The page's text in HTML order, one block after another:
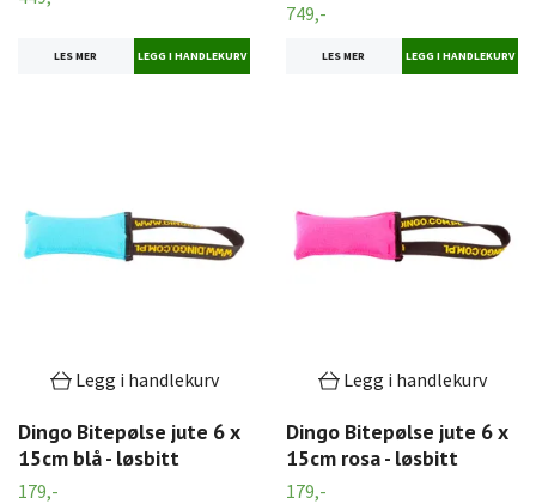
LES MER
749,-
LES MER
Legg i handlekurv
Dingo Bitepølse jute 6 x
15cm blå - løsbitt
179,-
Legg i handlekurv
Dingo Bitepølse jute 6 x
15cm rosa - løsbitt
179,-